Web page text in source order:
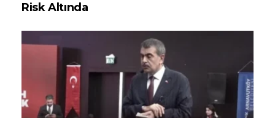
Risk Altında